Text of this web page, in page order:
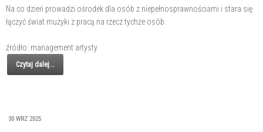
Na co dzień prowadzi ośrodek dla osób z niepełnosprawnościami i stara się
łączyć świat muzyki z pracą na rzecz tychże osób.
źródło: management artysty
Czytaj dalej...
30 WRZ 2025